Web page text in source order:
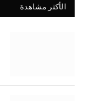
الأكثر مشاهدة